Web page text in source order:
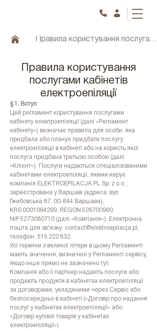
Правила користування послугами кабінетів електроепіляції
Правила користування
послугами кабінетів
електроепіляції
§ 1. Вступ
Цей регламент користування послугами
кабінету електроепіляції (далі «Регламент
кабінету») визначає правила для особи, яка
придбала або планує придбати послугу
електроепіляції в кабінеті або на користь якої
послуга придбана третьою особою (далі
«Клієнт»). Послуги надаються спеціалізованими
кабінетами електроепіляції, якими керує
компанія ELEKTROEPILACJA.PL Sp. z o.o.,
зареєстрована у Варшаві (адреса: вул.
Гжибовська 87, 00‑844 Варшава),
KRS 0001064299 , REGON 526700960
NIP5273080710 (далі «Компанія»). Електронна
пошта для зв’язку: contact@elektroepilacja.pl
телефон: 515 222 832
Усі терміни з великої літери в цьому Регламенті
мають значення, визначені у Регламенті сервісу,
якщо інше прямо не зазначено тут.
Компанія або її партнер надають послуги або
продають продукти в кабінетах електроепіляції
за договорами, укладеними через Сервіс або
безпосередньо в кабінеті («Договір про надання
послуг у кабінетах електроепіляції» або
«Договір купівлі товарів у кабінетах
електроепіляції»).